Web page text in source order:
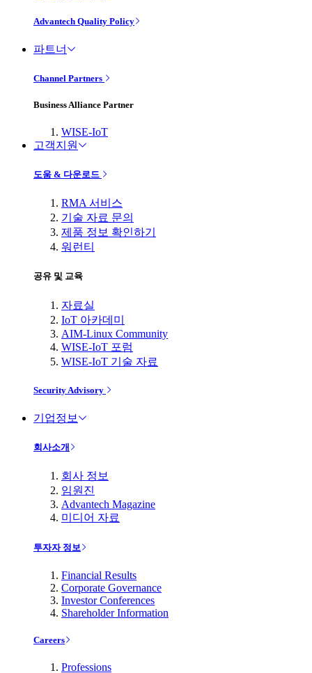
Advantech Quality Policy
파트너
Channel Partners
Business Alliance Partner
WISE-IoT
고객지원
도움 & 다운로드
RMA 서비스
기술 자료 문의
제품 정보 확인하기
워런티
공유 및 교육
자료실
IoT 아카데미
AIM-Linux Community
WISE-IoT 포럼
WISE-IoT 기술 자료
Security Advisory
기업정보
회사소개
회사 정보
임원진
Advantech Magazine
미디어 자료
투자자 정보
Financial Results
Corporate Governance
Investor Conferences
Shareholder Information
Careers
Professions